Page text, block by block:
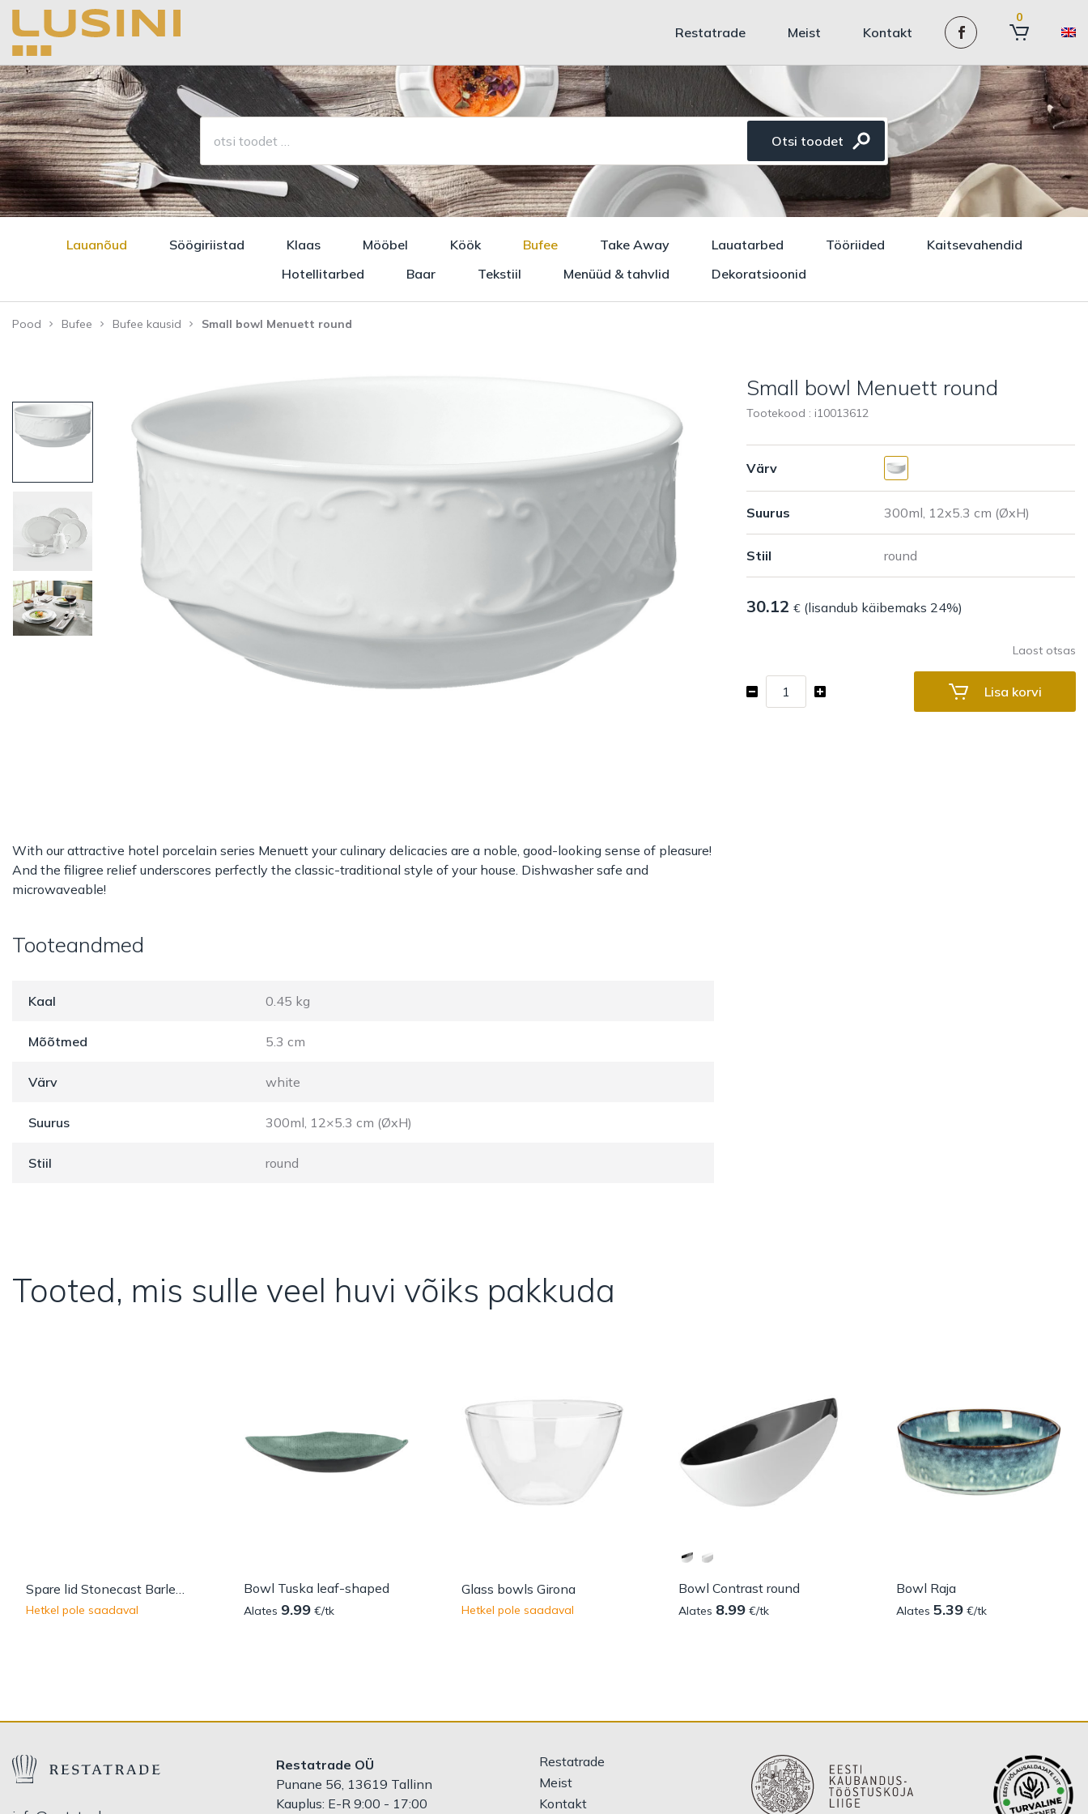
Restatrade Meist Kontakt
0
Lauanõud Söögiriistad Klaas Mööbel Köök Bufee Take Away Lauatarbed Tööriided
Kaitsevahendid
Hotellitarbed
Baar Tekstiil Menüüd & tahvlid Dekoratsioonid
Pood Bufee Bufee kausid Small bowl Menuett round
Small bowl Menuett round
Tootekood : i10013612
Värv
Suurus
Stiil
30.12€ (lisandub käibemaks 24%)
Laost otsas
Small
bowl
Lisa korvi
With our attractive hotel porcelain series Menuett your culinary delicacies are a noble, good-looking sense of pleasure!
And the filigree relief underscores perfectly the classic-traditional style of your house. Dishwasher safe and
microwaveable!
Tooteandmed
Kaal 0.45 kg
Mõõtmed 5.3 cm
Värv white
Suurus 300ml, 12×5.3 cm (ØxH)
Stiil round
Tooted, mis sulle veel huvi võiks pakkuda
Hetkel pole saadaval
Bowl Tuska leaf-shaped
Alates 9.99€/tk
Glass bowls Girona
Hetkel pole saadaval
Bowl Contrast round
Alates 8.99 €/tk
Bowl Raja
Alates5.39 €/tk
Restatrade OÜ
Punane 56, 13619 Tallinn
Kauplus: E-R 9:00 - 17:00
Restatrade
Meist
Kontakt